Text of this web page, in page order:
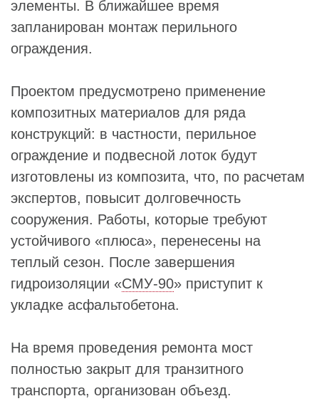
элементы. В ближайшее время
запланирован монтаж перильного
ограждения.
Проектом предусмотрено применение
композитных материалов для ряда
конструкций: в частности, перильное
ограждение и подвесной лоток будут
изготовлены из композита, что, по расчетам
экспертов, повысит долговечность
сооружения. Работы, которые требуют
устойчивого «плюса», перенесены на
теплый сезон. После завершения
гидроизоляции «СМУ-90» приступит к
укладке асфальтобетона.
На время проведения ремонта мост
полностью закрыт для транзитного
транспорта, организован объезд.